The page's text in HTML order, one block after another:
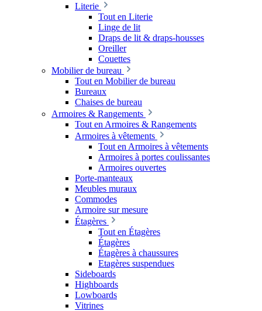
Literie
Tout en Literie
Linge de lit
Draps de lit & draps-housses
Oreiller
Couettes
Mobilier de bureau
Tout en Mobilier de bureau
Bureaux
Chaises de bureau
Armoires & Rangements
Tout en Armoires & Rangements
Armoires à vêtements
Tout en Armoires à vêtements
Armoires à portes coulissantes
Armoires ouvertes
Porte-manteaux
Meubles muraux
Commodes
Armoire sur mesure
Étagères
Tout en Étagères
Étagères
Étagères à chaussures
Etagères suspendues
Sideboards
Highboards
Lowboards
Vitrines